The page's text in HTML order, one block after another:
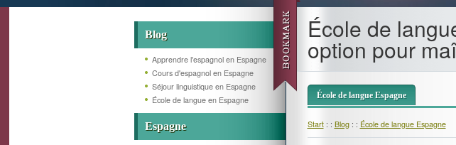
Blog
Apprendre l'espagnol en Espagne
Cours d'espagnol en Espagne
Séjour linguistique en Espagne
École de langue en Espagne
Espagne
École de
option pour
École de langue Espagne
Start: : Blog: : École de langue Espagne